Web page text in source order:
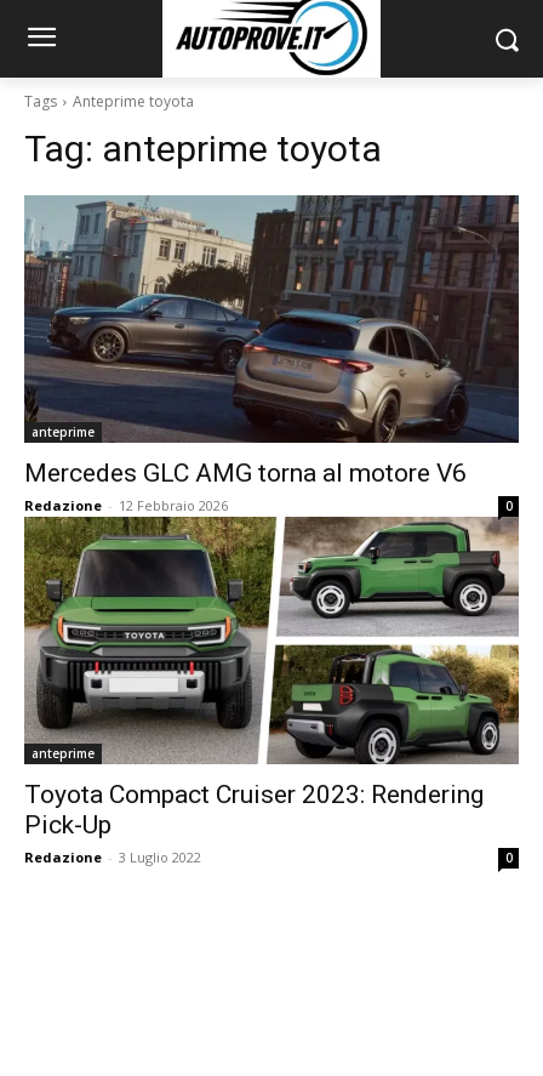
Tags Anteprime toyota
Tag: anteprime toyota
anteprime
Mercedes GLC AMG torna al motore V6
Redazione - 12 Febbraio 2026 0
anteprime
Toyota Compact Cruiser 2023: Rendering
Pick-Up
Redazione - 3 Luglio 2022 0